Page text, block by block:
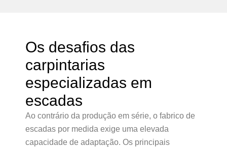
Os desafios das
carpintarias
especializadas em
escadas
Ao contrário da produção em série, o fabrico de
escadas por medida exige uma elevada
capacidade de adaptação. Os principais